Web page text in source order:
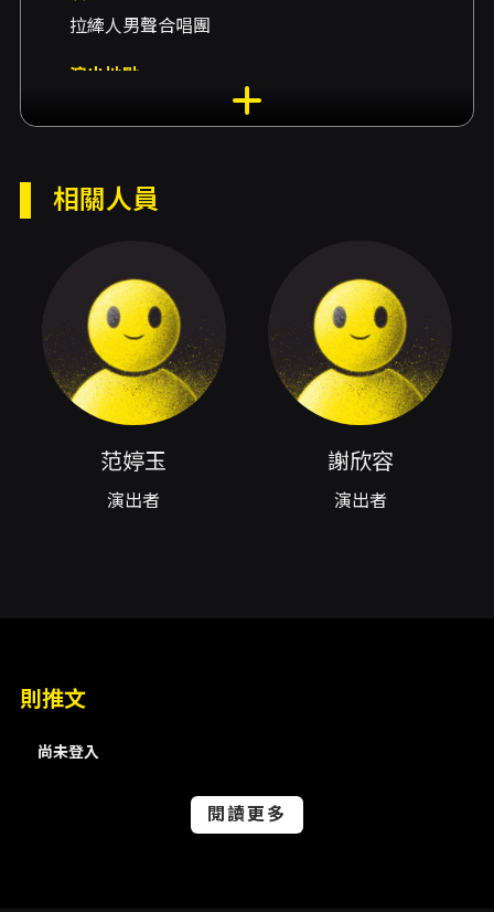
拉縴人男聲合唱團
演出地點
國家兩廳院-演奏廳 臺北市中正區中山南路21-1號
演出者范婷玉、演出者謝欣容
次女高音｜范婷玉
鋼琴合作｜謝欣容
次女高音范婷玉本著一向嚴謹且富實驗精神
之態度，今年再次從女性的聲音與視角，以「深
早出現的連篇藝術歌曲～《致遠方的愛人》，嘗
試以跨性別演唱的詮釋，體現貝多芬（Ludwig
1810-1856）與美國當代作曲家李柏森（Peter
（Adelbert von Chamisso, 1781-1838）的詩
作，舒曼入樂寫出《女人的愛與一生》，是連篇
相關人員
范婷玉
演出者
謝欣容
演出者
則推文
尚未登入
閱讀更多